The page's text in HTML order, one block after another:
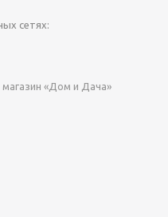
сетях:
«Дом и Дача»